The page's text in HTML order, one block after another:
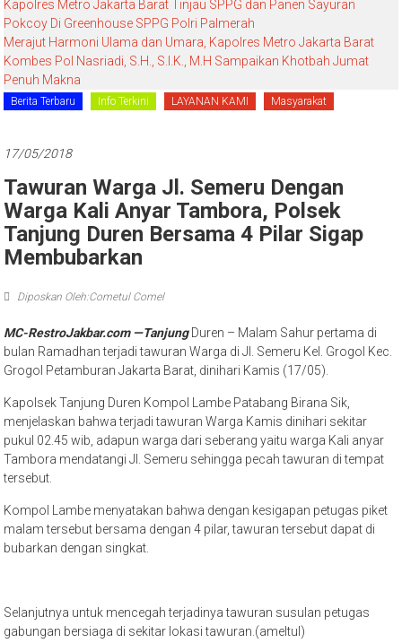
Kapolres Metro Jakarta Barat Tinjau SPPG dan Panen Sayuran
Pokcoy Di Greenhouse SPPG Polri Palmerah
Merajut Harmoni Ulama dan Umara, Kapolres Metro Jakarta Barat
Kombes Pol Nasriadi, S.H., S.I.K., M.H Sampaikan Khotbah Jumat
Penuh Makna
Berita Terbaru Info Terkini LAYANAN KAMI Masyarakat
17/05/2018
Tawuran Warga Jl. Semeru Dengan
Warga Kali Anyar Tambora, Polsek
Tanjung Duren Bersama 4 Pilar Sigap
Membubarkan
Diposkan Oleh:Cometul Comel
MC-RestroJakbar.com —TanjungDuren – Malam Sahur pertama di
bulan Ramadhan terjadi tawuran Warga di Jl. Semeru Kel. Grogol Kec.
Grogol Petamburan Jakarta Barat, dinihari Kamis (17/05).
Kapolsek Tanjung Duren Kompol Lambe Patabang Birana Sik,
menjelaskan bahwa terjadi tawuran Warga Kamis dinihari sekitar
pukul 02.45 wib, adapun warga dari seberang yaitu warga Kali anyar
Tambora mendatangi Jl. Semeru sehingga pecah tawuran di tempat
tersebut.
Kompol Lambe menyatakan bahwa dengan kesigapan petugas piket
malam tersebut bersama dengan 4 pilar, tawuran tersebut dapat di
bubarkan dengan singkat.
Selanjutnya untuk mencegah terjadinya tawuran susulan petugas
gabungan bersiaga di sekitar lokasi tawuran.(ameltul)